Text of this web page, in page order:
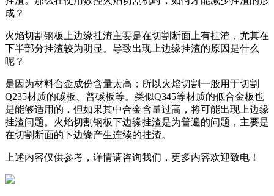
成？
火焰切割钢板上边缘挂渣主要是在切割断面上有挂渣，尤其在
下半部分挂渣较为明显。导致出现上边缘挂渣的原因是什么
呢？
是因为材料合金成份含量太高；所以火焰切割一般用于切割
Q235材质的碳板、普碳板等。类似Q345等材质的低合金板也
是能够适用的，但如果其中合金含量过高，将可能出现上边缘
挂渣问题。火焰切割钢板下边缘挂渣是为普遍的问题，主要是
在切割断面的下边缘产生连续的挂渣。
上述内容仅供参考，详情请咨询我们，更多内容欢迎致电！